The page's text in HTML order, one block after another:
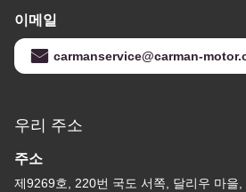
이메일
carmanservice@carman-
우리 주소
주소
제9269호, 220번 국도 서쪽, 달리우 마을